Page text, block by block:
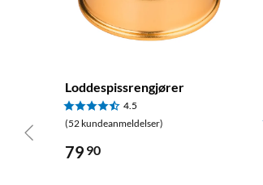
Loddespissrengjører
4.5
(52 kundeanmeldelser)
79 90